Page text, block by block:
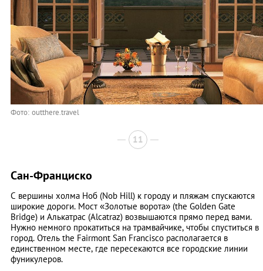
Фото: outthere.travel
11
Сан-Франциско
С вершины холма Ноб (Nob Hill) к городу и пляжам спускаются
широкие дороги. Мост «Золотые ворота» (the Golden Gate
Bridge) и Алькатрас (Alcatraz) возвышаются прямо перед вами.
Нужно немного прокатиться на трамвайчике, чтобы спуститься в
город. Отель the Fairmont San Francisco располагается в
единственном месте, где пересекаются все городские линии
фуникулеров.